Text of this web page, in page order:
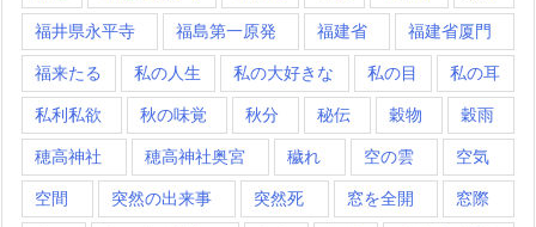
福井県永平寺 福島第一原発 福建省 福建省厦門
福来たる 私の人生 私の大好きな 私の目 私の耳
私利私欲 秋の味覚 秋分 秘伝 穀物 穀雨
穂高神社 穂高神社奥宮 穢れ 空の雲 空気
空間 突然の出来事 突然死 窓を全開 窓際